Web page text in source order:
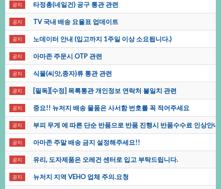
공지 타정총(네일건)공구통관관련
공지 TV국내배송요율표업데이트
공지 노데이터안내(입고까지1주일이상소요됩니다.)
공지 아마존주문시OTP관련
공지 식물(씨앗,종자)류통관관련
공지 [필독][수정]목록통관개인정보연락처불일치관련
공지 중요!!뉴저지배송물품은사서함번호를꼭적어주세요
공지 부피무게에따른단순반품으로반품진행시반품수수료인상안
공지 아마존주말배송금지설정해주세요!!
공지 유리,도자제품은오레건센터로입고부탁드립니다.
공지 뉴저지지역VEHO업체주의.요청